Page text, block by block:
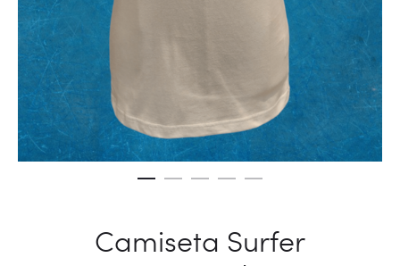
Camiseta Surfer